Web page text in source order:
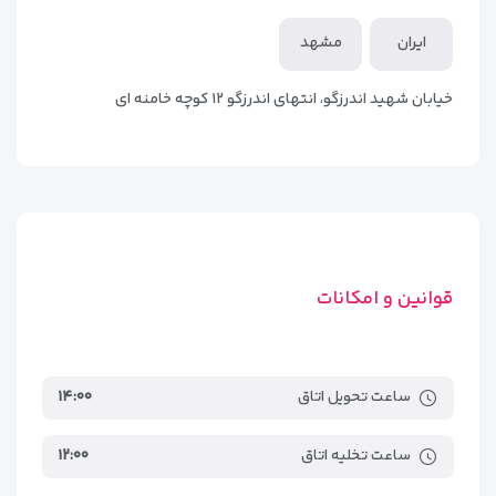
دغدغه در نزدیکی حرم استراحت کنند.
نورپردازی ملایم، چیدمان استاندارد تخت‌ها و استفاده از مبلمان
گرمایش، میز آرایش، سرویس بهداشتی تمیز، کمد لباس و اینترنت
دسترسی دارد. این طراحی کاملاً برای سفرهای زیارتی و خانوادگی
پایانه مسافربری امام رضا
ایران مشهد
خیابان شهید اندرزگو، انتهای اندرزگو ۱۲ کوچه خامنه ای
قوانین و امکانات
ساعت تحویل اتاق ۱۴:۰۰
ساعت تخلیه اتاق ۱۲:۰۰